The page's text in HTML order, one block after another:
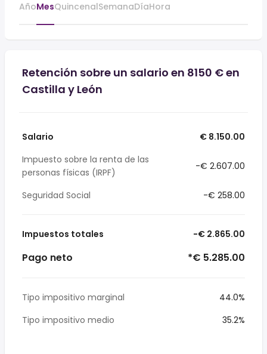
AñoMesQuincenalSemanaDíaHora
Retención sobre un salario en 8150 € en
Castilla y León
Salario
€ 8.150.00
Impuesto sobre la renta de las
personas físicas (IRPF)
-€ 2.607.00
Seguridad Social -€ 258.00
Impuestos totales -€ 2.865.00
Pago neto *€ 5.285.00
Tipo impositivo marginal
44.0%
Tipo impositivo medio
35.2%